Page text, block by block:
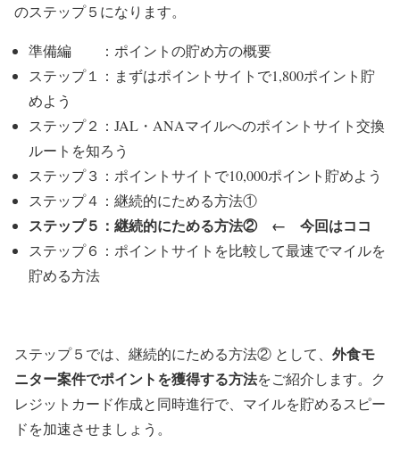
のステップ５になります。
準備編 ：ポイントの貯め方の概要
ステップ１：まずはポイントサイトで1,800ポイント貯
めよう
ステップ２：JAL・ANAマイルへのポイントサイト交換
ルートを知ろう
ステップ３：ポイントサイトで10,000ポイント貯めよう
ステップ４：継続的にためる方法①
ステップ５：継続的にためる方法② ← 今回はココ
ステップ６：ポイントサイトを比較して最速でマイルを
貯める方法
ステップ５では、継続的にためる方法② として、 外食モ
ニター案件でポイントを獲得する方法をご紹介します。ク
レジットカード作成と同時進行で、マイルを貯めるスピー
ドを加速させましょう。